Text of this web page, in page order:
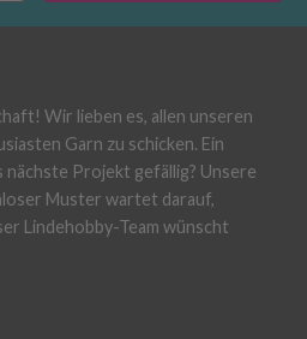
Wir lieben es, allen unseren
Garn zu schicken. Ein
Projekt gefällig? Unsere
Muster wartet darauf,
Lindehobby-Team wünscht